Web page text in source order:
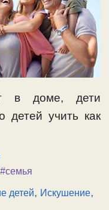
в доме, дети
детей учить как
#семья
детей, Искушение,